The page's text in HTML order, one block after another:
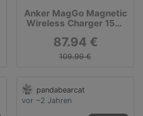
Anker MagGo Magnetic
Wireless Charger 15W
Watch
87.94 €
109.99 €
pandabearcat
vor ~2 Jahren